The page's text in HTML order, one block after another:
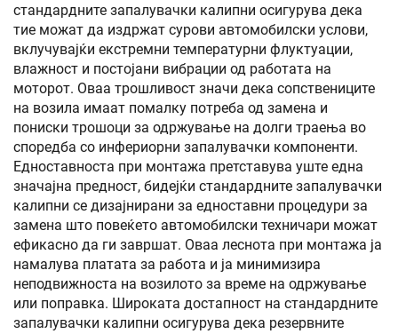
стандардните запалувачки калипни осигурува дека
тие можат да издржат сурови автомобилски услови,
вклучувајќи екстремни температурни флуктуации,
влажност и постојани вибрации од работата на
моторот. Оваа трошливост значи дека сопствениците
на возила имаат помалку потреба од замена и
пониски трошоци за одржување на долги траења во
споредба со инфериорни запалувачки компоненти.
Едноставноста при монтажа претставува уште една
значајна предност, бидејќи стандардните запалувачки
калипни се дизајнирани за едноставни процедури за
замена што повеќето автомобилски техничари можат
ефикасно да ги завршат. Оваа леснота при монтажа ја
намалува платата за работа и ја минимизира
неподвижноста на возилото за време на одржување
или поправка. Широката достапност на стандардните
запалувачки калипни осигурува дека резервните